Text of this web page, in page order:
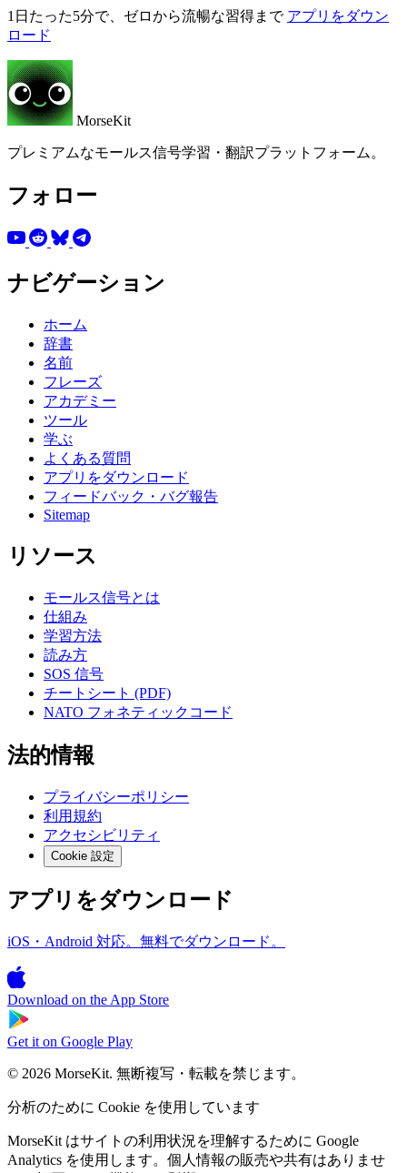
1日たった5分で、ゼロから流暢な習得まで アプリをダウン
ロード
MorseKit
プレミアムなモールス信号学習・翻訳プラットフォーム。
フォロー
ナビゲーション
ホーム
辞書
名前
フレーズ
アカデミー
ツール
学ぶ
よくある質問
アプリをダウンロード
フィードバック・バグ報告
Sitemap
リソース
モールス信号とは
仕組み
学習方法
読み方
SOS 信号
チートシート (PDF)
NATO フォネティックコード
法的情報
プライバシーポリシー
利用規約
アクセシビリティ
Cookie 設定
アプリをダウンロード
iOS・Android 対応。無料でダウンロード。
Download on the App Store
Get it on Google Play
© 2026 MorseKit. 無断複写・転載を禁じます。
分析のために Cookie を使用しています
MorseKit はサイトの利用状況を理解するために Google
Analytics を使用します。個人情報の販売や共有はありませ